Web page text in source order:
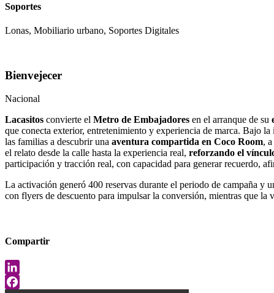
Soportes
Lonas, Mobiliario urbano, Soportes Digitales
Bienvejecer
Nacional
Lacasitos convierte el Metro de Embajadores en el arranque de su
que conecta exterior, entretenimiento y experiencia de marca. Bajo la
las familias a descubrir una aventura compartida en Coco Room,
el relato desde la calle hasta la experiencia real, reforzando el
participación y tracción real, con capacidad para generar recuerdo,
La activación generó 400 reservas durante el periodo de campaña
con flyers de descuento para impulsar la conversión, mientras que
Compartir
LinkedIn